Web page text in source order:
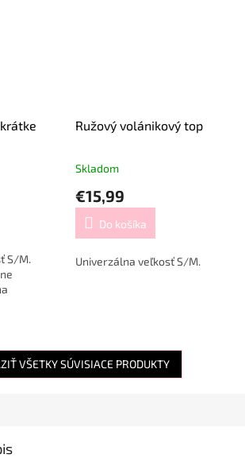
S/M.
Ružový volánikový top
Skladom
€15,99
Do košíka
Univerzálna veľkosť S/M.
VŠETKY SÚVISIACE PRODUKTY